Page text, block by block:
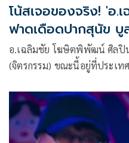
โน้สเจอของจริง! 'อ.
ฟาดเดือดปากสุนัข
อ.เฉลิมชัย โฆษิตพิพัฒน์ ศิลปิ
(จิตรกรรม)​ ขณะนี้อยู่ที่ประเท
พูดอ่ะ​ กูไม่ได้หิวแสงติดตามมึ